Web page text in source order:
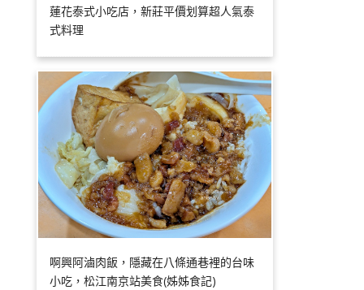
蓮花泰式小吃店，新莊平價划算超人氣泰
式料理
啊興阿滷肉飯，隱藏在八條通巷裡的台味
小吃，松江南京站美食(姊姊食記)